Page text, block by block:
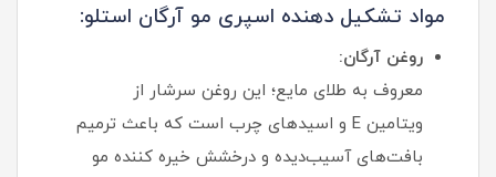
مواد تشکیل‌ دهنده اسپری مو آرگان استلو:
روغن آرگان:
معروف به طلای مایع؛ این روغن سرشار از
ویتامین E و اسیدهای چرب است که باعث ترمیم
بافت‌های آسیب‌دیده و درخشش خیره‌ کننده مو